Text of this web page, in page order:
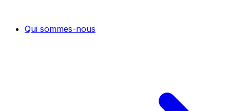
Qui sommes-nous